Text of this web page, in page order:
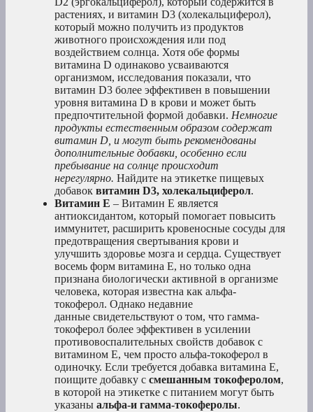
растениях, и витамин D3 (холекальциферол),
который можно получить из продуктов
животного происхождения или под
воздействием солнца. Хотя обе формы
витамина D одинаково усваиваются
организмом, исследования показали, что
витамин D3 более эффективен в повышении
уровня витамина D в крови и может быть
предпочтительной формой добавки. Немногие
продукты естественным образом содержат
витамин D, и могут быть рекомендованы
дополнительные добавки, особенно если
пребывание на солнце происходит
нерегулярно. Найдите на этикетке пищевых
добавок витамин D3, холекальциферол.
Витамин Е – Витамин Е является
антиоксидантом, который помогает повысить
иммунитет, расширить кровеносные сосуды для
предотвращения свертывания крови и
улучшить здоровье мозга и сердца. Существует
восемь форм витамина Е, но только одна
признана биологически активной в организме
человека, которая известна как альфа-
токоферол. Однако недавние
данные свидетельствуют о том, что гамма-
токоферол более эффективен в усилении
противовоспалительных свойств добавок с
витамином Е, чем просто альфа-токоферол в
одиночку. Если требуется добавка витамина Е,
поищите добавку с смешанным токоферолом,
в которой на этикетке с питанием могут быть
указаны альфа-и гамма-токоферолы.